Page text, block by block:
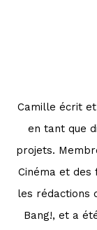
Camille écrit
en tant que
projets.
Cinéma et
les rédactions
Bang!, et a